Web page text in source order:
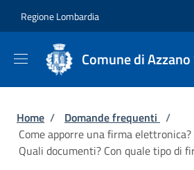
Regione Lombardia
Comune di
Briciole di pane
Home / Domande frequenti /
Come apporre una firma
Quali documenti? Con quale tipo di